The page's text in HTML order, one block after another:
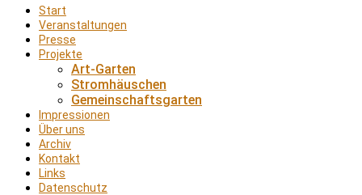
Start
Veranstaltungen
Presse
Projekte
Art-Garten
Stromhäuschen
Gemeinschaftsgarten
Impressionen
Über uns
Archiv
Kontakt
Links
Datenschutz